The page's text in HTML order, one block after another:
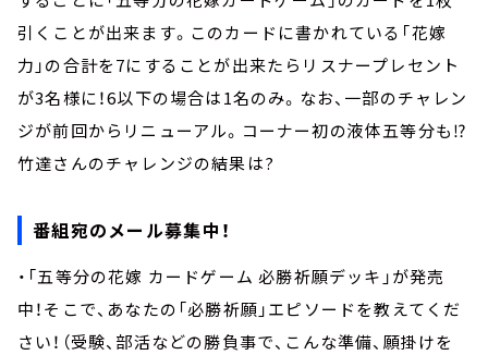
引くことが出来ます。このカードに書かれている「花嫁
力」の合計を7にすることが出来たらリスナープレセント
が3名様に！6以下の場合は1名のみ。なお、一部のチャレン
ジが前回からリニューアル。コーナー初の液体五等分も⁉
竹達さんのチャレンジの結果は?
番組宛のメール募集中！
・「五等分の花嫁 カードゲーム 必勝祈願デッキ」が発売
中！そこで、あなたの「必勝祈願」エピソードを教えてくだ
さい！（受験、部活などの勝負事で、こんな準備、願掛けを